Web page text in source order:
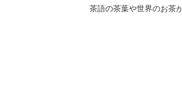
茶語の茶葉や世界のお茶